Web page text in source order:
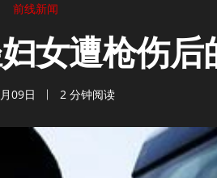
前线新闻
女遭枪伤后
09日 2 分钟阅读